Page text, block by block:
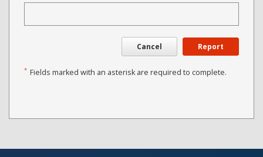
Cancel Report
* Fields marked with an asterisk are required to complete.